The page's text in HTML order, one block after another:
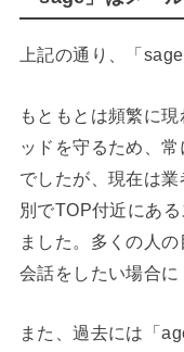
上記の通り、「
もともとは頻繁に
ッドを守るため、
でしたが、現在は
別でTOP付近にあ
ました。多くの人
会話をしたい場合に
また、過去には「